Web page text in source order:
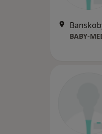
BABY-